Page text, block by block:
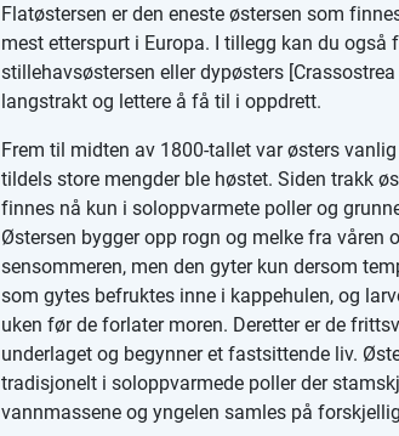
Flatøstersen er den eneste østersen som
mest etterspurt i Europa. I tillegg kan du også
stillehavsøstersen eller dypøsters
langstrakt og lettere å få til i oppdrett.
Frem til midten av 1800-tallet var østers
tildels store mengder ble høstet. Siden trakk
finnes nå kun i soloppvarmete poller og
Østersen bygger opp rogn og melke fra våren
sensommeren, men den gyter kun dersom
som gytes befruktes inne i kappehulen, og
uken før de forlater moren. Deretter er de
underlaget og begynner et fastsittende liv.
tradisjonelt i soloppvarmede poller der
vannmassene og yngelen samles på